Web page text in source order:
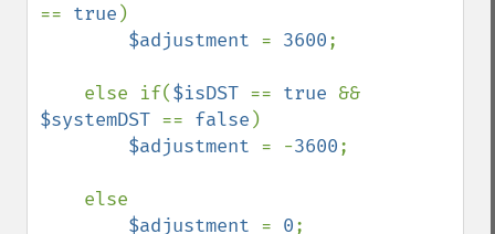
== true )
$adjustment = 3600;
    else if(
$isDST == true
$systemDST == false )
$adjustment = -3600;
$adjustment = 0;